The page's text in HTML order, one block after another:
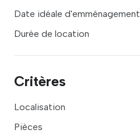
Date idéale d'emménagement
Durée de location
Critères
Localisation
Pièces